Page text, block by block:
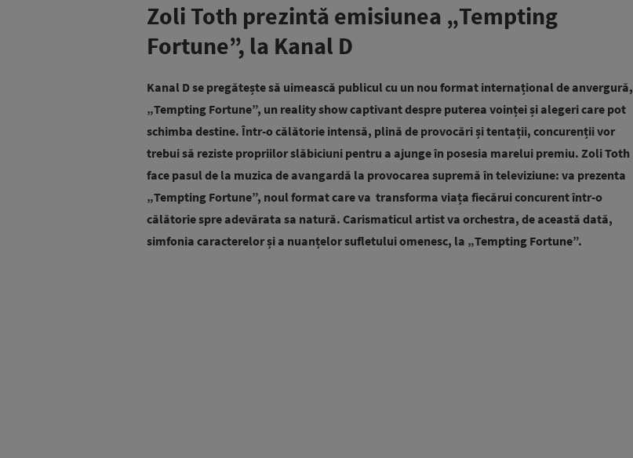
Zoli Toth prezintă emisiunea „Tempting
Fortune”, la Kanal D
Kanal D se pregătește să uimească publicul cu un nou format internațional de anvergură,
„Tempting Fortune”, un reality show captivant despre puterea voinței și alegeri care pot
schimba destine. Într-o călătorie intensă, plină de provocări și tentații, concurenții vor
trebui să reziste propriilor slăbiciuni pentru a ajunge în posesia marelui premiu. Zoli Toth
face pasul de la muzica de avangardă la provocarea supremă în televiziune: va prezenta
„Tempting Fortune”, noul format care va transforma viața fiecărui concurent într-o
călătorie spre adevărata sa natură. Carismaticul artist va orchestra, de această dată,
simfonia caracterelor și a nuanțelor sufletului omenesc, la „Tempting Fortune”.